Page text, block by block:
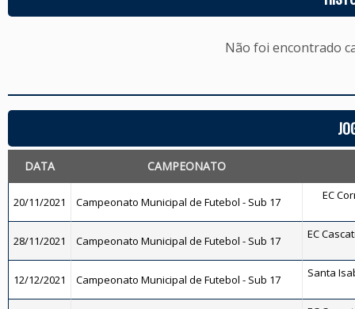
Não foi encontrado
DATA CAMPEONATO
20/11/2021 Campeonato Municipal de Futebol - Sub 17 EC
28/11/2021 Campeonato Municipal de Futebol - Sub 17 EC
12/12/2021 Campeonato Municipal de Futebol - Sub 17 Santa